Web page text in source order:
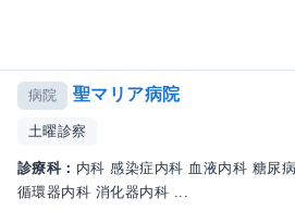
病院 聖マリア病院
土曜診察
診療科： 内科 感染症内科 血液内科 糖尿
循環器内科 消化器内科 ...